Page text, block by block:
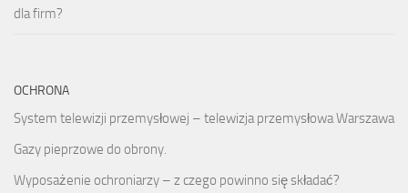
dla firm?
OCHRONA
System telewizji przemysłowej – telewizja przemysłowa Warszawa
Gazy pieprzowe do obrony.
Wyposażenie ochroniarzy – z czego powinno się składać?